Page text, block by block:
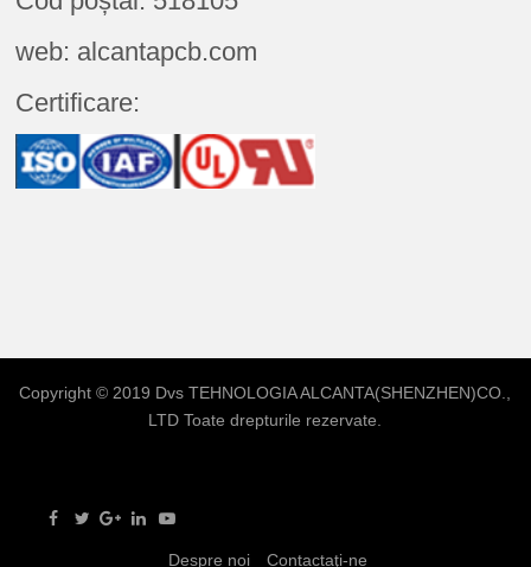
web: alcantapcb.com
Certificare:
Copyright © 2019 DvsTEHNOLOGIA ALCANTA(SHENZHEN)CO.,
LTD Toate drepturile rezervate.
Despre noi Contactaţi-ne